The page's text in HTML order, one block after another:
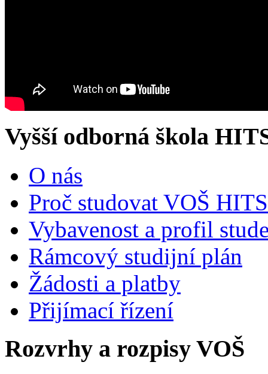
Vyšší odborná škola
O nás
Proč studovat VOŠ HITS
Vybavenost a profil
Rámcový studijní plán
Žádosti a platby
Přijímací řízení
Rozvrhy a rozpisy VOŠ